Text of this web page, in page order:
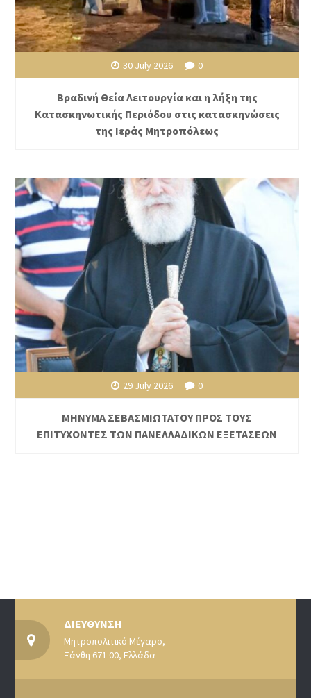
30 July 2026 0
Βραδινή Θεία Λειτουργία και η λήξη της
Κατασκηνωτικής Περιόδου στις κατασκηνώσεις
της Ιεράς Μητροπόλεως
29 July 2026 0
ΜΗΝΥΜΑ ΣΕΒΑΣΜΙΩΤΑΤΟΥ ΠΡΟΣ ΤΟΥΣ
ΕΠΙΤΥΧΟΝΤΕΣ ΤΩΝ ΠΑΝΕΛΛΑΔΙΚΩΝ ΕΞΕΤΑΣΕΩΝ
ΔΙΕΥΘΥΝΣΗ
Μητροπολιτικό Μέγαρο,
Ξάνθη 671 00, Ελλάδα